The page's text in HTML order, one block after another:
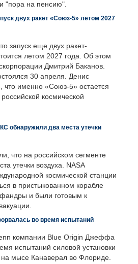
"пора на пенсию".
двух ракет «Союз-5» летом 2027
запуск еще двух ракет-
летом 2027 года. Об этом
Дмитрий Баканов.
30 апреля. Денис
что именно «Союз-5» остается
космической
обнаружили два места утечки
что на российском сегменте
утечки воздуха. NASA
космической станции
в пристыкованном корабле
и были готовым к
во время испытаний
компании Blue Origin Джеффа
испытаний силовой установки
на мысе Канаверал во Флориде.